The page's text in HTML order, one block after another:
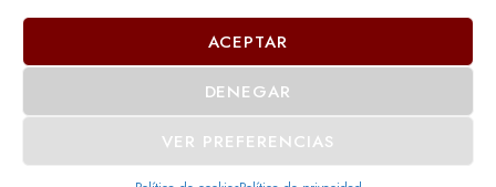
ACEPTAR
DENEGAR
VER PREFERENCIAS
© 2023 - DECOR MOBEL DE PAYRÀ, S.L.